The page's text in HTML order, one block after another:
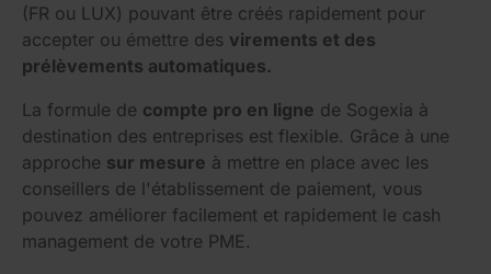
(FR ou LUX) pouvant être créés rapidement pour
accepter ou émettre des virements et des
prélèvements automatiques.
La formule de compte pro en ligne de Sogexia à
destination des entreprises est flexible. Grâce à une
approche sur mesure à mettre en place avec les
conseillers de l'établissement de paiement, vous
pouvez améliorer facilement et rapidement le cash
management de votre PME.